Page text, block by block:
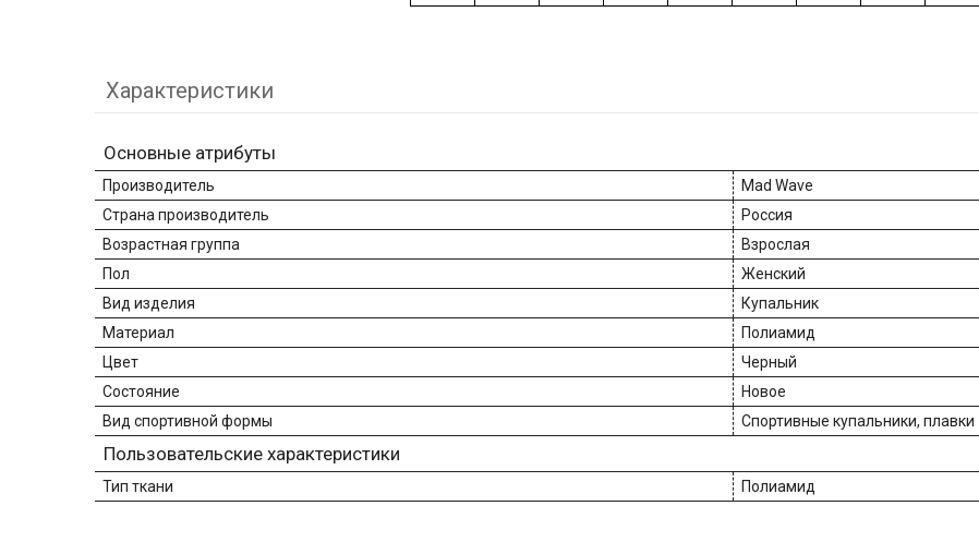
Характеристики
Основные атрибуты
Производитель
Mad Wave
Страна производитель
Россия
Возрастная группа
Взрослая
Пол
Женский
Вид изделия
Купальник
Материал
Полиамид
Цвет
Черный
Состояние
Новое
Вид спортивной формы
Спортивные купальники, плавки
Пользовательские характеристики
Тип ткани Полиамид